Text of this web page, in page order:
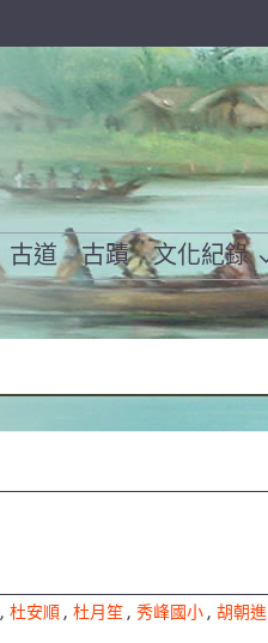
古道 古蹟 文化紀錄
, 杜安順 , 杜月笙 , 秀峰國小 , 胡朝進